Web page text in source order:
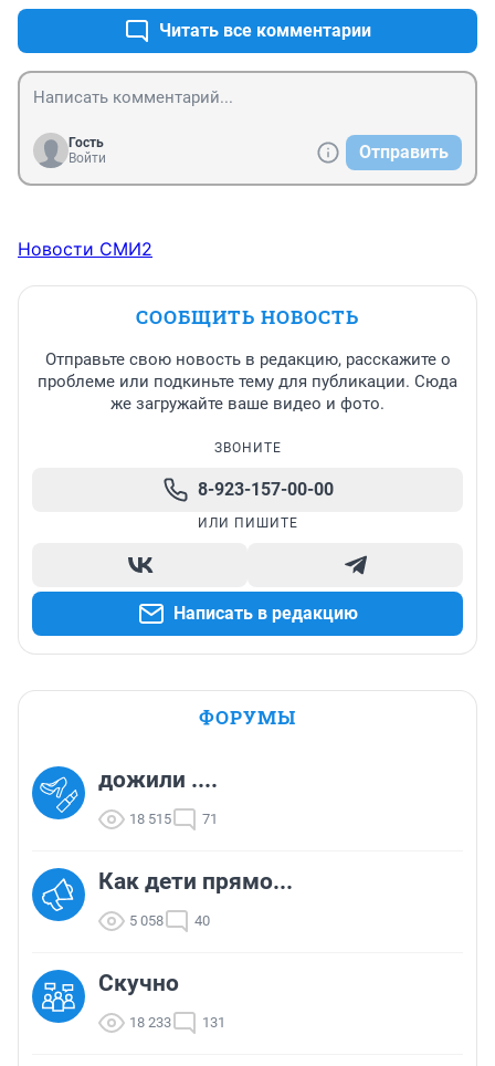
Переведут, ошибутся, снова деньги им на счёт
вернутся и следующая транзакция через 31-32 дня.
Минимальный срок вклада кстати тоже 31 день...
Просто к слову... Через пол года я написала жалобу в
Главное управление приставов и деньги получила
Читать все комментарии
Гость
Войти
Отправить
Новости СМИ2
СООБЩИТЬ НОВОСТЬ
Отправьте свою новость в редакцию, расскажите о
проблеме или подкиньте тему для публикации. Сюда
же загружайте ваше видео и фото.
ЗВОНИТЕ
8-923-157-00-00
ИЛИ ПИШИТЕ
Написать в редакцию
ФОРУМЫ
дожили ....
18 515 71
Как дети прямо...
5 058 40
Скучно
18 233 131